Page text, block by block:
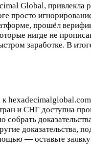
Global, привлекла
просто
прошёл
нигде не
заработке. В
hexadecimalglobal.com
и СНГ доступна
доказательства,
— оставьте